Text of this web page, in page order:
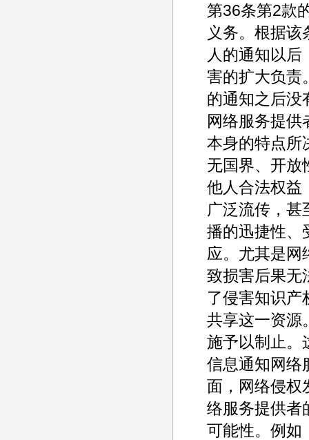
第36条第2款
义务。根据
人的通知以
害的扩大负责
的通知之后没
网络服务提供
本身的特点所
无国界、开放
他人合法权益
广泛流传，甚
播的迅捷性、
应。尤其是网
致损害后果无
了侵害知识产
共享这一资源
施予以制止。
信息通知网络
面，网络侵权
络服务提供者
可能性。例如